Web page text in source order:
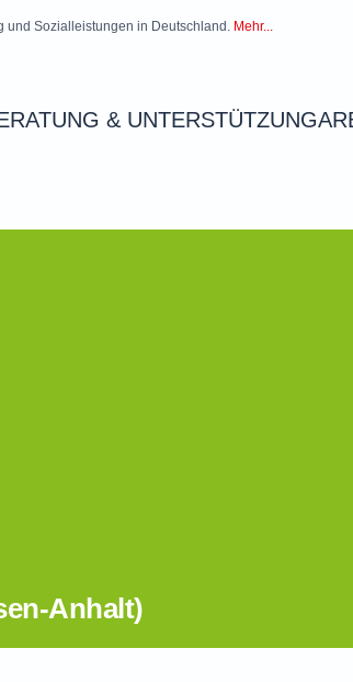
und Sozialleistungen in Deutschland. Mehr...
& UNTERSTÜTZUNG
Anhalt)